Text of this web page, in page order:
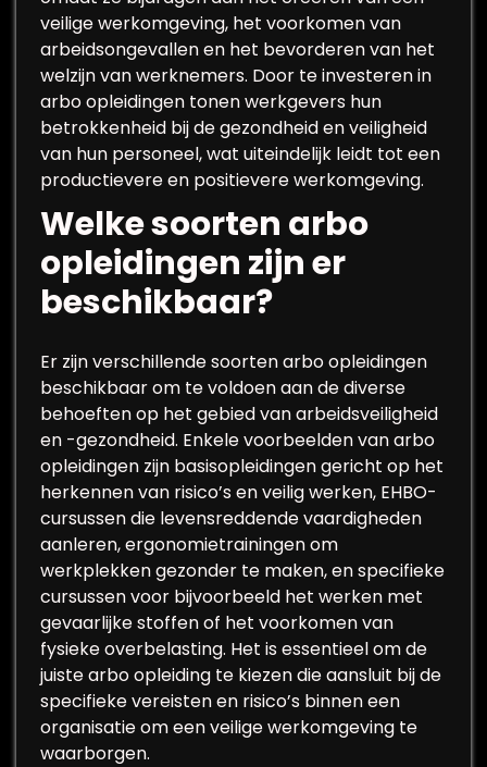
veilige werkomgeving, het voorkomen van
arbeidsongevallen en het bevorderen van het
welzijn van werknemers. Door te investeren in
arbo opleidingen tonen werkgevers hun
betrokkenheid bij de gezondheid en veiligheid
van hun personeel, wat uiteindelijk leidt tot een
productievere en positievere werkomgeving.
Welke soorten arbo
opleidingen zijn er
beschikbaar?
Er zijn verschillende soorten arbo opleidingen
beschikbaar om te voldoen aan de diverse
behoeften op het gebied van arbeidsveiligheid
en -gezondheid. Enkele voorbeelden van arbo
opleidingen zijn basisopleidingen gericht op het
herkennen van risico’s en veilig werken, EHBO-
cursussen die levensreddende vaardigheden
aanleren, ergonomietrainingen om
werkplekken gezonder te maken, en specifieke
cursussen voor bijvoorbeeld het werken met
gevaarlijke stoffen of het voorkomen van
fysieke overbelasting. Het is essentieel om de
juiste arbo opleiding te kiezen die aansluit bij de
specifieke vereisten en risico’s binnen een
organisatie om een veilige werkomgeving te
waarborgen.